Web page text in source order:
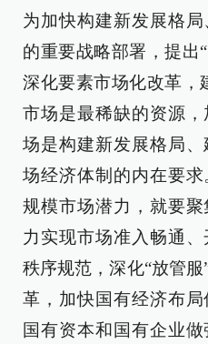
为加快构建新发展格
的重要战略部署，提出
深化要素市场化改革，
市场是最稀缺的资源
场是构建新发展格局
场经济体制的内在要
规模市场潜力，就要
力实现市场准入畅通、
秩序规范，深化“放管
革，加快国有经济布
国有资本和国有企业